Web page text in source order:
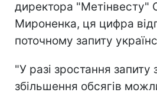
директора "Метінвесту"
Мироненка, ця цифра
поточному запиту
"У разі зростання запиту
збільшення обсягів